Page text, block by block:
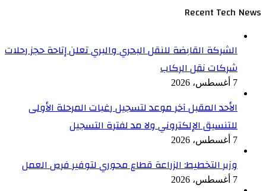
Recent Tech News
الشركة القابضة للنقل البحري والبري تعلن إتاحة حجز رحلات
شركات نقل الركاب
7 أغسطس، 2026
الأحد المقبل آخر موعد لتسجيل رغبات المرحلة الأولى
للتنسيق الإلكتروني ولا مد لفترة التسجيل
7 أغسطس، 2026
وزير التخطيط: الزراعة قطاع محوري لتوفير فرص العمل
7 أغسطس، 2026